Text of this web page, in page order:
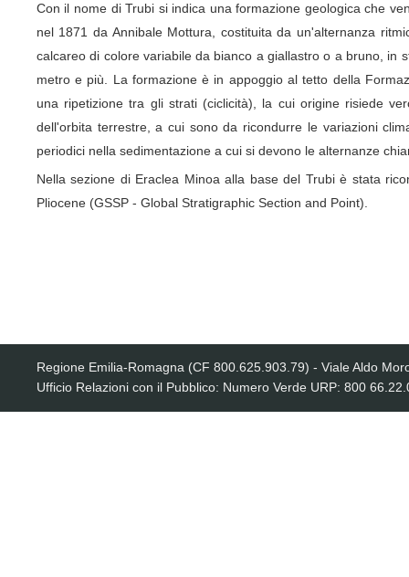
Con il nome di Trubi si indica una formazione geologica che
nel 1871 da Annibale Mottura, costituita da un'alternanza
calcareo di colore variabile da bianco a giallastro o a bruno, in
metro e più. La formazione è in appoggio al tetto della
una ripetizione tra gli strati (ciclicità), la cui origine risiede
dell'orbita terrestre, a cui sono da ricondurre le variazioni
periodici nella sedimentazione a cui si devono le alternanze
Nella sezione di Eraclea Minoa alla base del Trubi è stata
Pliocene (GSSP - Global Stratigraphic Section and Point).
personaliRegione Emilia-Romagna (CF 800.625.903.79) - Viale Aldo
Ufficio Relazioni con il Pubblico: Numero Verde URP: 800